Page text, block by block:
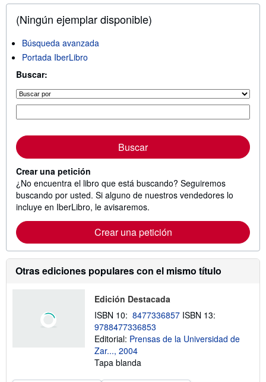
(Ningún ejemplar disponible)
Búsqueda avanzada
Portada IberLibro
Buscar:
Buscar
Crear una petición
¿No encuentra el libro que está buscando? Seguiremos
buscando por usted. Si alguno de nuestros vendedores lo
incluye en IberLibro, le avisaremos.
Crear una petición
Otras ediciones populares con el mismo título
Edición Destacada
ISBN 10: 8477336857 ISBN 13:
9788477336853
Editorial: Prensas de la Universidad de
Zar..., 2004
Tapa blanda